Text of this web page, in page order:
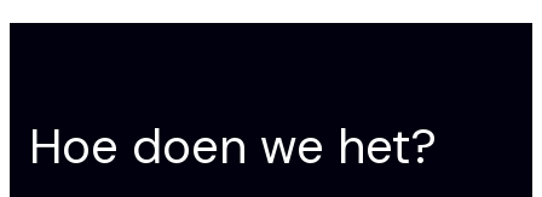
Hoe doen we het?